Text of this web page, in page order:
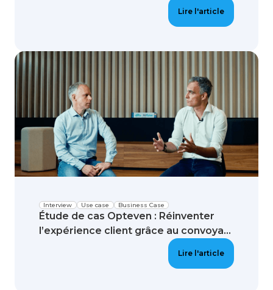
Lire l'article
Business Case
Use case
Interview
Étude de cas Opteven : Réinventer
l’expérience client grâce au convoya...
Lire l'article